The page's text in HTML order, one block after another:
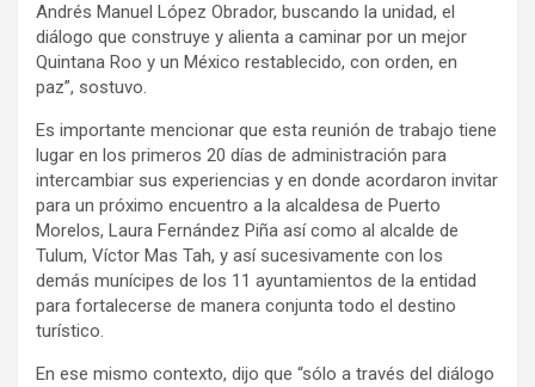
Andrés Manuel López Obrador, buscando la unidad, el
diálogo que construye y alienta a caminar por un mejor
Quintana Roo y un México restablecido, con orden, en
paz”, sostuvo.
Es importante mencionar que esta reunión de trabajo tiene
lugar en los primeros 20 días de administración para
intercambiar sus experiencias y en donde acordaron invitar
para un próximo encuentro a la alcaldesa de Puerto
Morelos, Laura Fernández Piña así como al alcalde de
Tulum, Víctor Mas Tah, y así sucesivamente con los
demás munícipes de los 11 ayuntamientos de la entidad
para fortalecerse de manera conjunta todo el destino
turístico.
En ese mismo contexto, dijo que “sólo a través del diálogo